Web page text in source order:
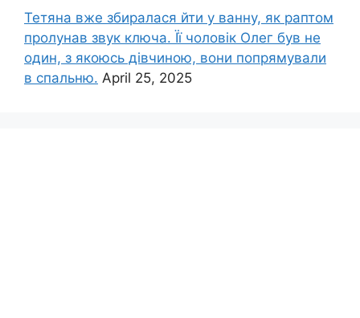
Тетяна вже збиралася йти у ванну, як раптом
пролунав звук ключа. Її чоловік Олег був не
один, з якоюсь дівчиною, вони попрямували
в спальню. April 25, 2025